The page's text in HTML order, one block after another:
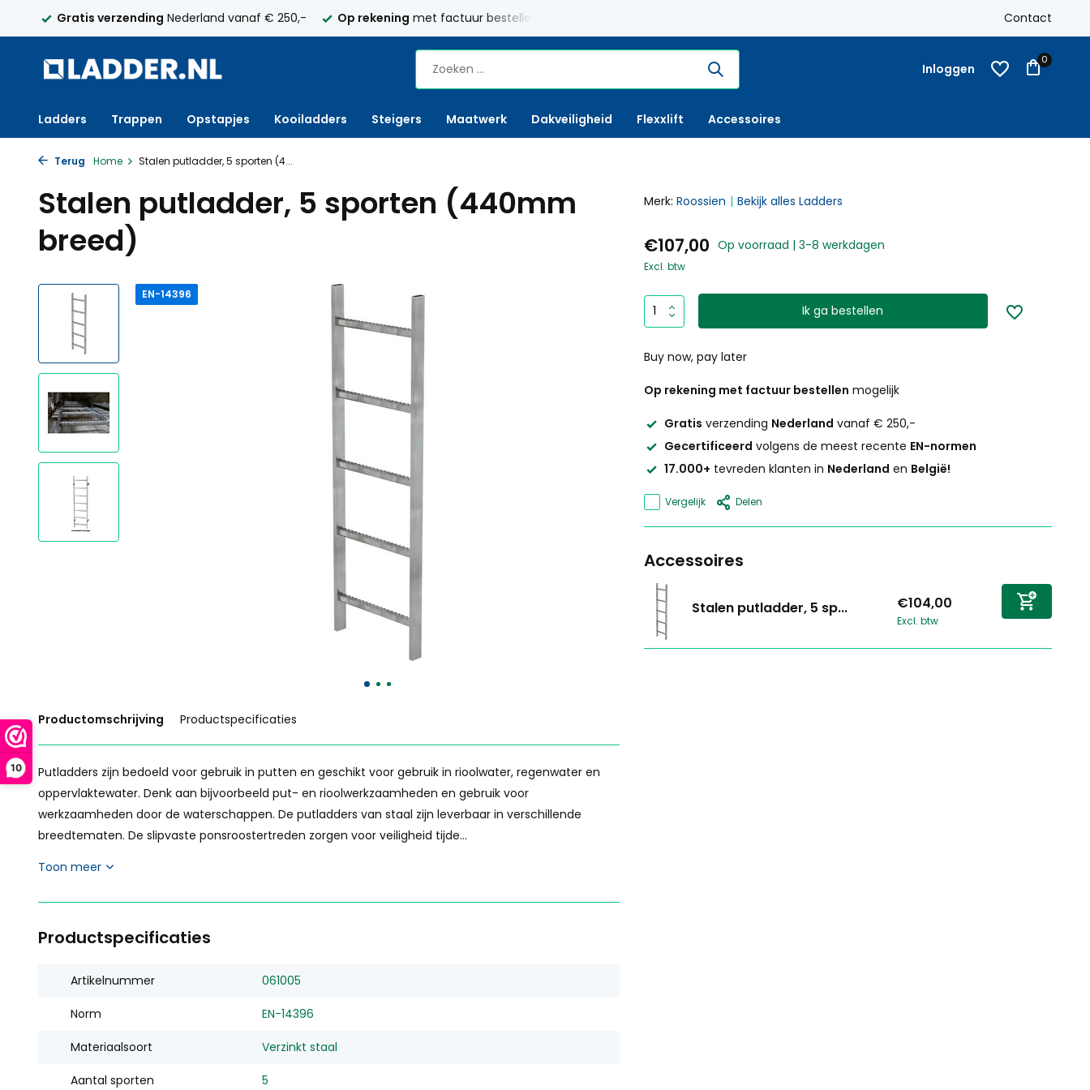
10
Gratis verzending Nederland vanaf € 250,- Op rekening met factuur bestellen mogelijk Nederland vanaf € 250,- Op
Contact
Inloggen
0
Ladders Trappen Opstapjes Kooiladders Steigers Maatwerk Dakveiligheid Flexxlift Accessoires
Terug Home Stalen putladder, 5 sporten (4...
Stalen putladder, 5 sporten (440mm
breed)
EN-14396
Productomschrijving Productspecificaties
Putladders zijn bedoeld voor gebruik in putten en geschikt voor gebruik in rioolwater, regenwater en
oppervlaktewater. Denk aan bijvoorbeeld put- en rioolwerkzaamheden en gebruik voor
werkzaamheden door de waterschappen. De putladders van staal zijn leverbaar in verschillende
breedtematen. De slipvaste ponsroostertreden zorgen voor veiligheid tijde...
Toon meer
Productspecificaties
Artikelnummer 061005
Norm EN-14396
Materiaalsoort Verzinkt staal
Aantal sporten 5
Merk: Roossien Bekijk alles Ladders
€107,00 Op voorraad | 3-8 werkdagen
Excl. btw
Ik ga bestellen
Buy now, pay later
Op rekening met factuur bestellen mogelijk
Gratis verzending Nederland vanaf € 250,-
Gecertificeerd volgens de meest recente EN-normen
17.000+ tevreden klanten in Nederland en België!
Vergelijk Delen
Accessoires
Stalen putladder, 5 sp... €104,00
Excl. btw